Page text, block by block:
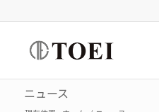
ニュース